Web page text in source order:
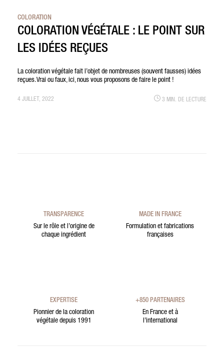
COLORATION
COLORATION VÉGÉTALE : LE POINT SUR
LES IDÉES REÇUES
La coloration végétale fait l’objet de nombreuses (souvent fausses) idées
reçues. Vrai ou faux, ici, nous vous proposons de faire le point !
4 JUILLET, 2022 3 MIN. DE LECTURE
TRANSPARENCE
Sur le rôle et l’origine de
chaque ingrédient
MADE IN FRANCE
Formulation et fabrications
françaises
EXPERTISE
Pionnier de la coloration
végétale depuis 1991
+850 PARTENAIRES
En France et à
l’international